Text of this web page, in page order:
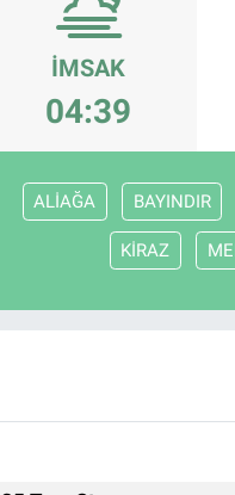
İMSAK
04:39
ALİAĞA BAYINDIR
KİRAZ